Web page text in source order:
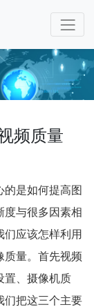
频质量
是如何提高图
度与很多因素相
应该怎样利用
质量。首先视频
置、摄像机质
们把这三个主要